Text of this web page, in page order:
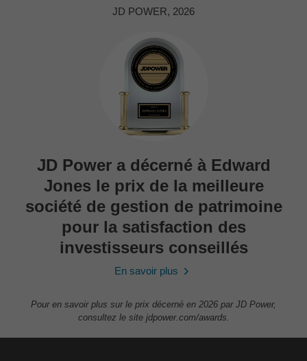
JD POWER, 2026
JD Power a décerné à Edward
Jones le prix de la meilleure
société de gestion de patrimoine
pour la satisfaction des
investisseurs conseillés
En savoir plus
Pour en savoir plus sur le prix décerné en 2026 par JD Power,
consultez le site jdpower.com/awards.